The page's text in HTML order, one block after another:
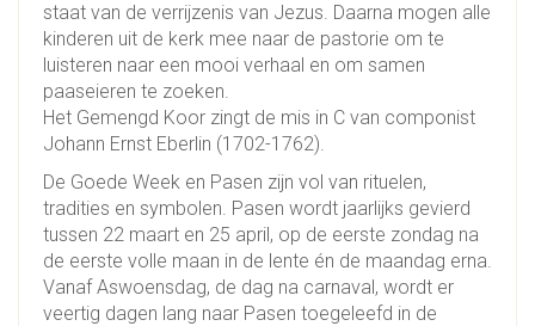
staat van de verrijzenis van Jezus. Daarna mogen alle
kinderen uit de kerk mee naar de pastorie om te
luisteren naar een mooi verhaal en om samen
paaseieren te zoeken.
Het Gemengd Koor zingt de mis in C van componist
Johann Ernst Eberlin (1702-1762).
De Goede Week en Pasen zijn vol van rituelen,
tradities en symbolen. Pasen wordt jaarlijks gevierd
tussen 22 maart en 25 april, op de eerste zondag na
de eerste volle maan in de lente én de maandag erna.
Vanaf Aswoensdag, de dag na carnaval, wordt er
veertig dagen lang naar Pasen toegeleefd in de